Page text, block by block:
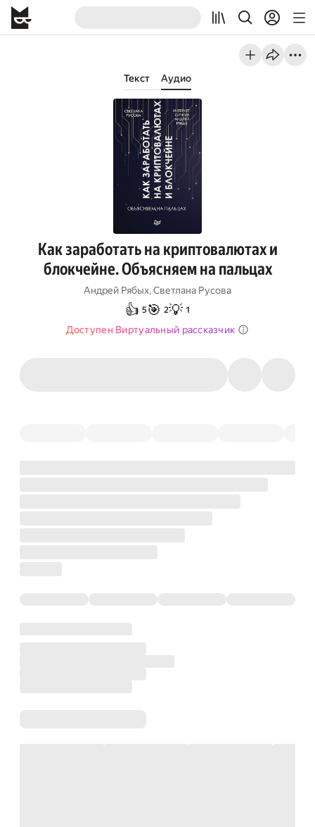
Текст Аудио
Как заработать на криптовалютах и
блокчейне. Объясняем на пальцах
Андрей Рябых,Светлана Русова
👍 5 🎯 2💡 1
Доступен Виртуальный рассказчик